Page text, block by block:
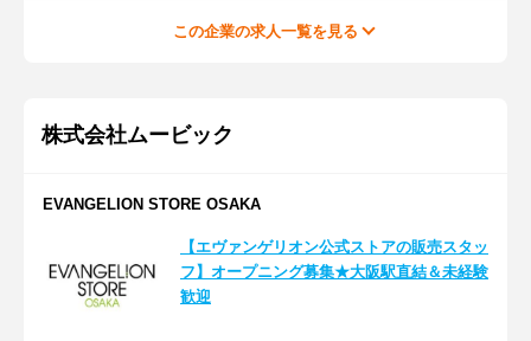
この企業の求人一覧を見る
株式会社ムービック
EVANGELION STORE OSAKA
【エヴァンゲリオン公式ストアの販売スタッ
フ】オープニング募集★大阪駅直結＆未経験
歓迎